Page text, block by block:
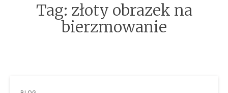
Tag: złoty obrazek na
bierzmowanie